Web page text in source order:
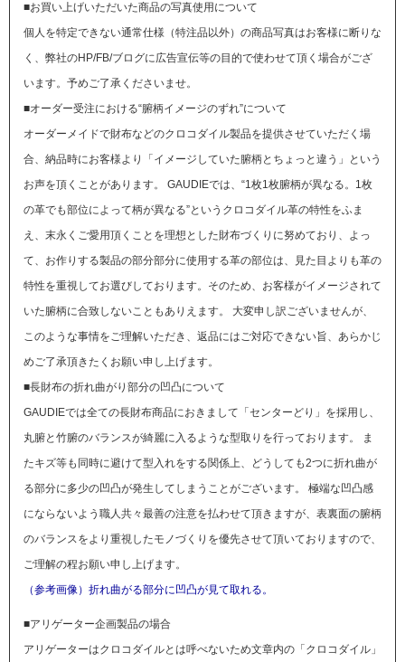
■お買い上げいただいた商品の写真使用について
個人を特定できない通常仕様（特注品以外）の商品写真はお客様に断りな
く、弊社のHP/FB/ブログに広告宣伝等の目的で使わせて頂く場合がござ
います。予めご了承くださいませ。
■オーダー受注における“腑柄イメージのずれ”について
オーダーメイドで財布などのクロコダイル製品を提供させていただく場
合、納品時にお客様より「イメージしていた腑柄とちょっと違う」という
お声を頂くことがあります。
GAUDIEでは、“1枚1枚腑柄が異なる。1枚
の革でも部位によって柄が異なる”というクロコダイル革の特性をふま
え、末永くご愛用頂くことを理想とした財布づくりに努めており、よっ
て、お作りする製品の部分部分に使用する革の部位は、見た目よりも革の
特性を重視してお選びしております。そのため、お客様がイメージされて
いた腑柄に合致しないこともありえます。
大変申し訳ございませんが、
このような事情をご理解いただき、返品にはご対応できない旨、あらかじ
めご了承頂きたくお願い申し上げます。
■長財布の折れ曲がり部分の凹凸について
GAUDIEでは全ての長財布商品におきまして「センターどり」を採用し、
丸腑と竹腑のバランスが綺麗に入るような型取りを行っております。 ま
たキズ等も同時に避けて型入れをする関係上、どうしても2つに折れ曲が
る部分に多少の凹凸が発生してしまうことがございます。 極端な凹凸感
にならないよう職人共々最善の注意を払わせて頂きますが、表裏面の腑柄
のバランスをより重視したモノづくりを優先させて頂いておりますので、
ご理解の程お願い申し上げます。
（参考画像）折れ曲がる部分に凹凸が見て取れる。
■アリゲーター企画製品の場合
アリゲーターはクロコダイルとは呼べないため文章内の「クロコダイル」